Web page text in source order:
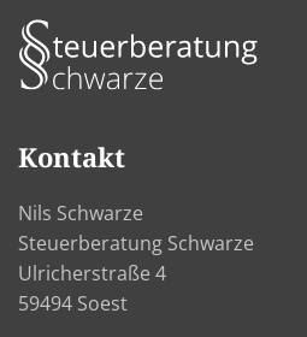
Kontakt
Nils Schwarze
Steuerberatung Schwarze
Ulricherstraße 4
59494 Soest